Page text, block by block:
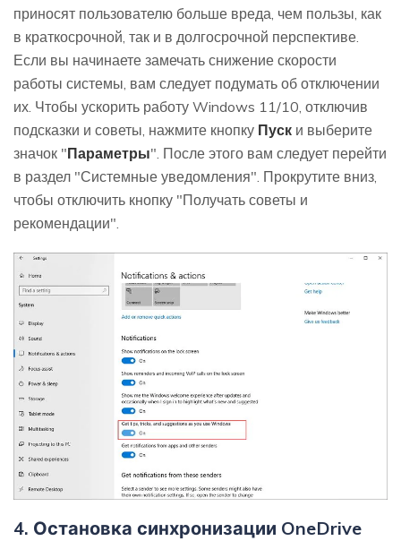
приносят пользователю больше вреда, чем пользы, как
в краткосрочной, так и в долгосрочной перспективе.
Если вы начинаете замечать снижение скорости
работы системы, вам следует подумать об отключении
их. Чтобы ускорить работу Windows 11/10, отключив
подсказки и советы, нажмите кнопку Пуск и выберите
значок "Параметры". После этого вам следует перейти
в раздел "Системные уведомления". Прокрутите вниз,
чтобы отключить кнопку "Получать советы и
рекомендации".
4. Остановка синхронизации OneDrive